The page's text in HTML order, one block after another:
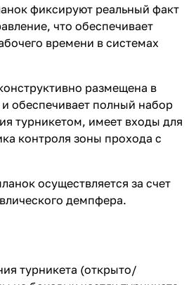
фиксируют реальный факт
что обеспечивает
времени в системах
размещена в
и обеспечивает полный набор
турникетом, имеет входы для
контроля зоны прохода с
осуществляется за счет
демпфера.
турникета (открыто/